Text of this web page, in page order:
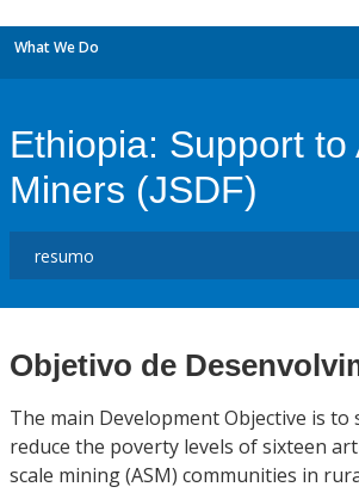
What We Do
Ethiopia: Support to
Miners (JSDF)
Objetivo de
The main Development Objective is to
reduce the poverty levels of sixteen
scale mining (ASM) communities in